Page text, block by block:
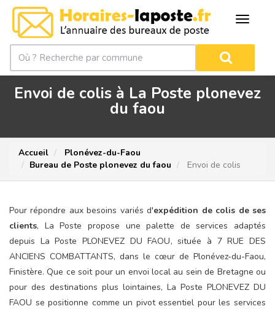
Envoi de colis à La Poste plonevez
du faou
Accueil
Plonévez-du-Faou
Bureau de Poste plonevez du faou
Envoi de colis
Pour répondre aux besoins variés d'expédition de colis de ses
clients, La Poste propose une palette de services adaptés
depuis La Poste PLONEVEZ DU FAOU, située à 7 RUE DES
ANCIENS COMBATTANTS, dans le cœur de Plonévez-du-Faou,
Finistère. Que ce soit pour un envoi local au sein de Bretagne ou
pour des destinations plus lointaines, La Poste PLONEVEZ DU
FAOU se positionne comme un pivot essentiel pour les services